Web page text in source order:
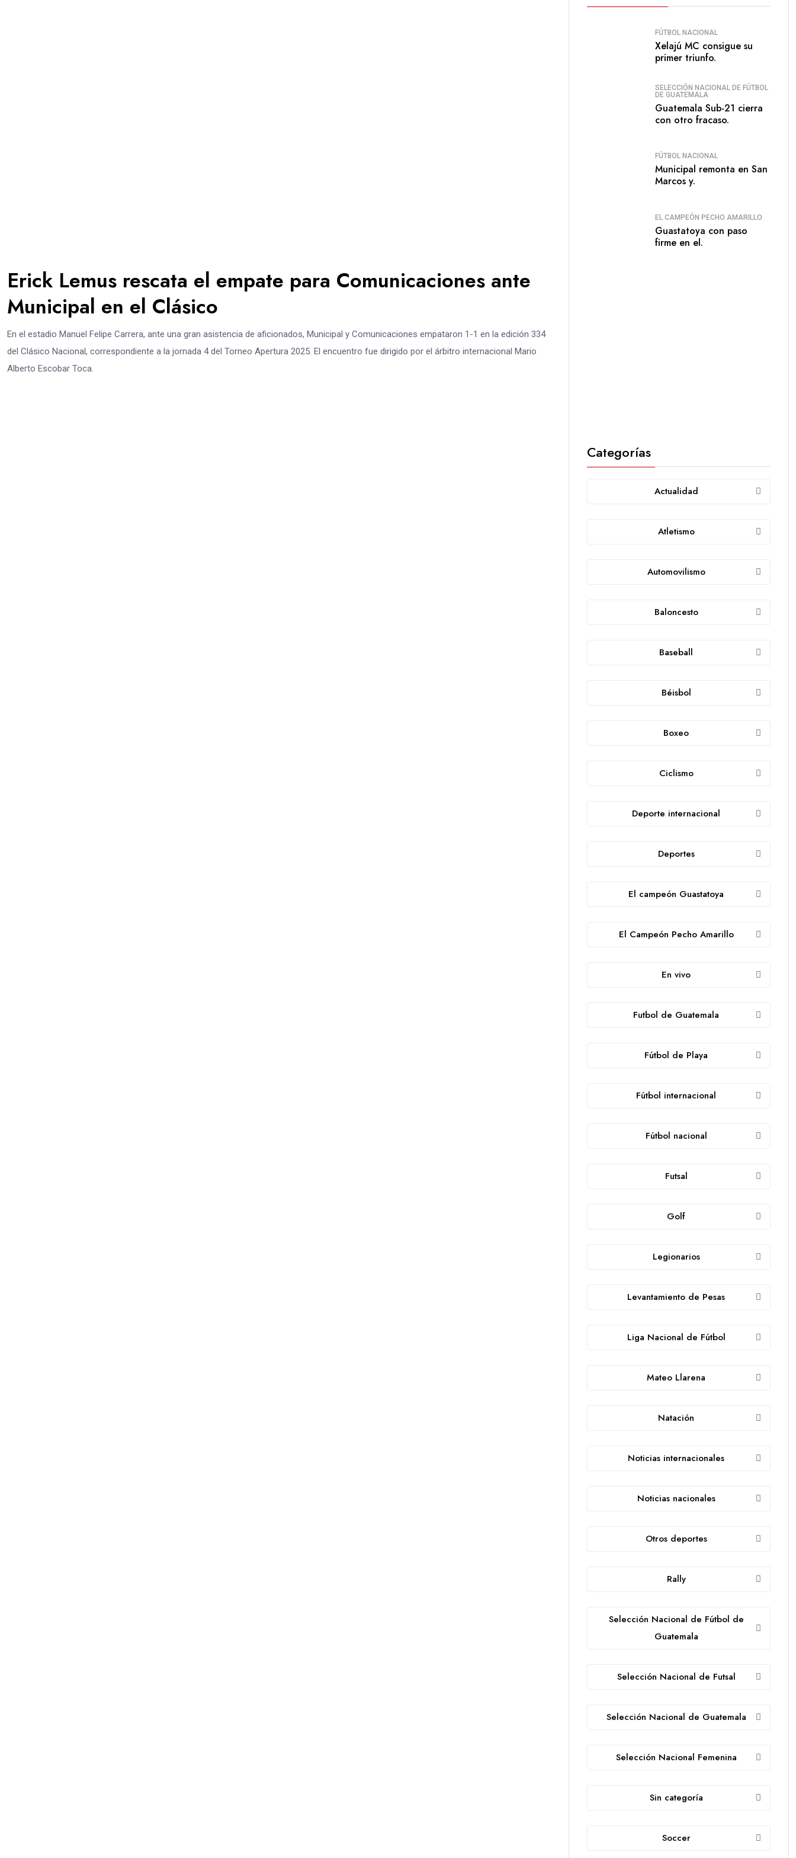
Erick Lemus rescata el empate para Comunicaciones ante
Municipal en el Clásico
En el estadio Manuel Felipe Carrera, ante una gran asistencia de aficionados, Municipal y Comunicaciones empataron 1-1 en la edición 334
del Clásico Nacional, correspondiente a la jornada 4 del Torneo Apertura 2025. El encuentro fue dirigido por el árbitro internacional Mario
Alberto Escobar Toca.
FÚTBOL NACIONAL
Xelajú MC consigue su
primer triunfo.
SELECCIÓN NACIONAL DE FÚTBOL
DE GUATEMALA
Guatemala Sub-21 cierra
con otro fracaso.
FÚTBOL NACIONAL
Municipal remonta en San
Marcos y.
EL CAMPEÓN PECHO AMARILLO
Guastatoya con paso
firme en el.
Categorías
Actualidad
Atletismo
Automovilismo
Baloncesto
Baseball
Béisbol
Boxeo
Ciclismo
Deporte internacional
Deportes
El campeón Guastatoya
El Campeón Pecho Amarillo
En vivo
Futbol de Guatemala
Fútbol de Playa
Fútbol internacional
Fútbol nacional
Futsal
Golf
Legionarios
Levantamiento de Pesas
Liga Nacional de Fútbol
Mateo Llarena
Natación
Noticias internacionales
Noticias nacionales
Otros deportes
Rally
Selección Nacional de Fútbol de
Guatemala
Selección Nacional de Futsal
Selección Nacional de Guatemala
Selección Nacional Femenina
Sin categoría
Soccer